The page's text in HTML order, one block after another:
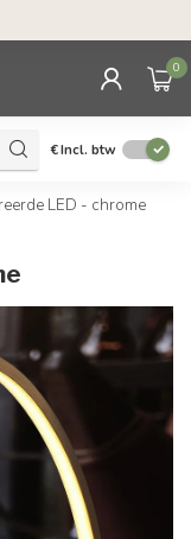
0
€Incl. btw
LED - chrome